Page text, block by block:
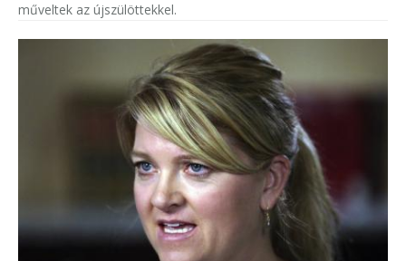
műveltek az újszülöttekkel.